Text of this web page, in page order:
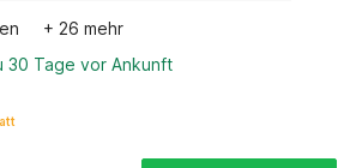
+ 26 mehr
30 Tage vor Ankunft